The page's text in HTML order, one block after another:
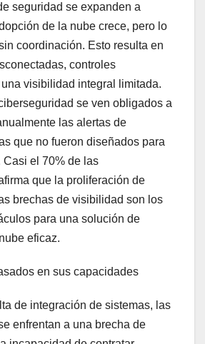
seguridad se expanden a
de la nube crece, pero lo
coordinación. Esto resulta en
controles
visibilidad integral limitada.
se ven obligados a
las alertas de
que no fueron diseñados para
Casi el 70% de las
que la proliferación de
brechas de visibilidad son los
para una solución de
eficaz.
en sus capacidades
de integración de sistemas, las
enfrentan a una brecha de